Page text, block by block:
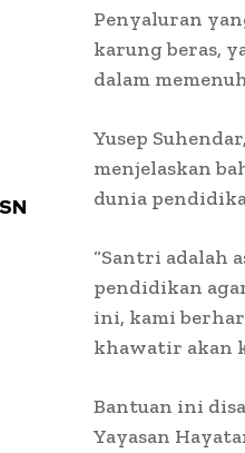
Penyaluran
karung beras,
dalam
Yusep
menjelaskan
dunia
“Santri adalah
pendidikan
ini, kami
khawatir akan
Bantuan ini
Yayasan